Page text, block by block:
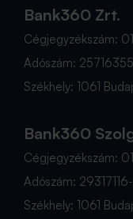
Bank360 Zrt.
Cégjegyzékszám:
Adószám:
Székhely: 1061
Bank360
Cégjegyzékszám:
Adószám:
Székhely: 1061